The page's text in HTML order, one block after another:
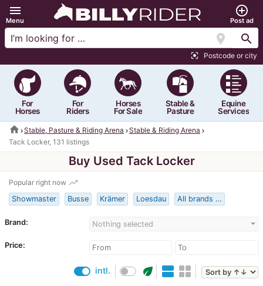
menu
Menu
add_circle_outline
Post ad
location_on search
center_focus_strong Postcode or city
For
Horses
For
Riders
Horses
For Sale
Stable &
Pasture
Equine
Services
home Stable, Pasture & Riding Arena
Stable & Riding Arena
Tack Locker, 131 listings
Buy Used Tack Locker
Popular right now trending_up
Showmaster Busse Krämer Loesdau All brands …
Brand: Nothing selected
Price:
intl. eco